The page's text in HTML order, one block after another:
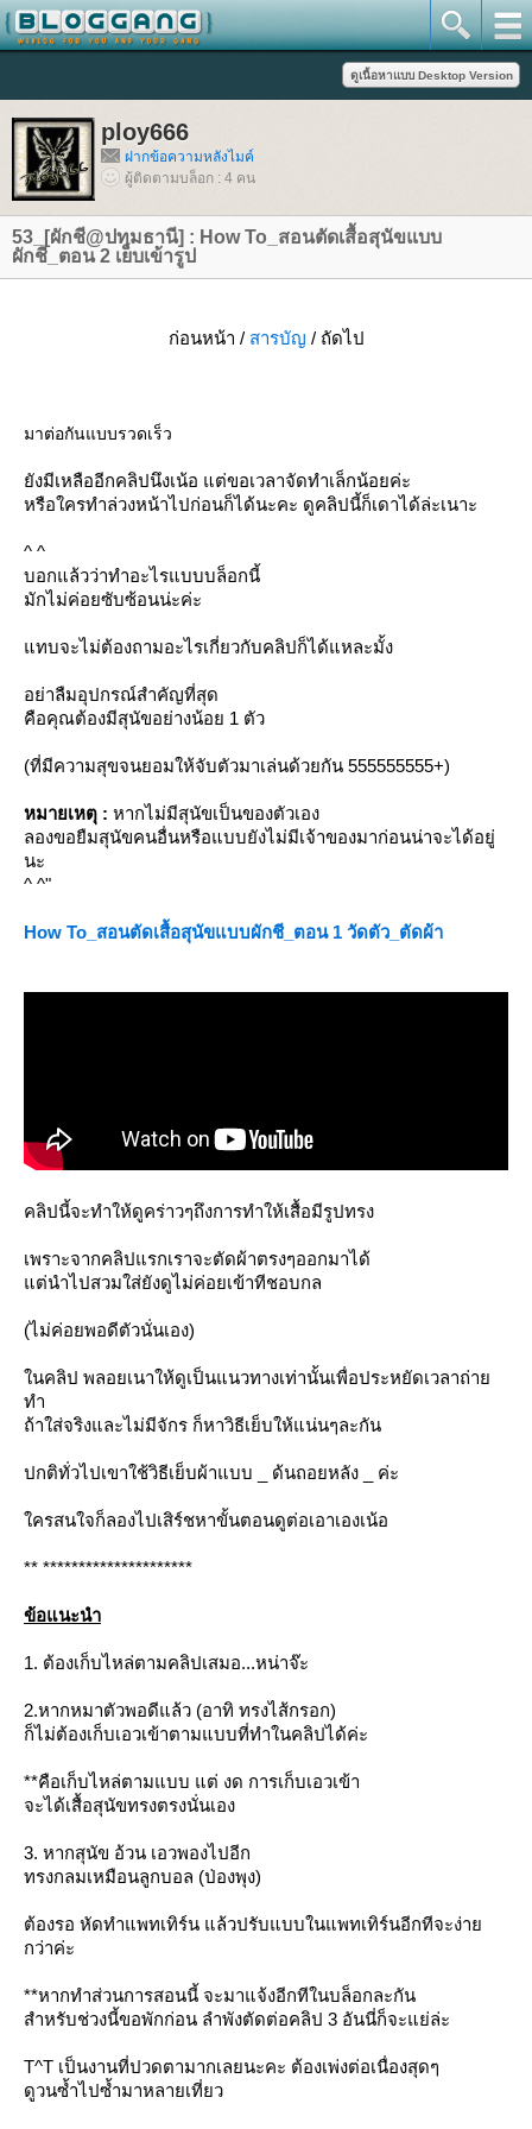
ploy666
ฝากข้อความหลังไมค์
ผู้ติดตามบล็อก : 4 คน
53_[ผักชี@ปทุมธานี] : How To_สอนตัดเสื้อสุนัขแบบ
ผักชี_ตอน 2 เย็บเข้ารูป
ก่อนหน้า / สารบัญ / ถัดไป
มาต่อกันแบบรวดเร็ว
ังมีเหลืออีกคลิปนึงเน้อ แต่ขอเวลาจัดทำเล็กน้อยค่ะ
หรือใครทำล่วงหน้าไปก่อนก็ได้นะคะ ดูคลิปนี้ก็เดาได้ล่ะเนาะ
^ ^
บอกแล้วว่าทำอะไรแบบบล็อกนี้
มักไม่ค่อยซับซ้อนน่ะค่ะ
ทบจะไม่ต้องถามอะไรเกี่ยวกับคลิปก็ได้แหละมั้ง
อย่าลืมอุปกรณ์สำคัญที่สุด
คือคุณต้องมีสุนัขอย่างน้อย 1 ตัว
(ที่มีความสุขจนยอมให้จับตัวมาเล่นด้วยกัน 555555555+)
หมายเหตุ : หากไม่มีสุนัขเป็นของตัวเอง
ลองขอยืมสุนัขคนอื่นหรือแบบยังไม่มีเจ้าของมาก่อนน่าจะได้อยู่
นะ
^ ^"
How To_สอนตัดเสื้อสุนัขแบบผักชี_ตอน 1 วัดตัว_ตัดผ้า
คลิปนี้จะทำให้ดูคร่าวๆถึงการทำให้เสื้อมีรูปทรง
เพราะจากคลิปแรกเราจะตัดผ้าตรงๆออกมาได้
ต่นำไปสวมใส่ยังดูไม่ค่อยเข้าทีชอบกล
(ไม่ค่อยพอดีตัวนั่นเอง)
นคลิป พลอยเนาให้ดูเป็นแนวทางเท่านั้นเพื่อประหยัดเวลาถ่า
ทำ
ถ้าใส่จริงและไม่มีจักร ก็หาวิธีเย็บให้แน่นๆละกัน
ปกติทั่วไปเขาใช้วิธีเย็บผ้าแบบ _ ด้นถอยหลัง _ ค่ะ
ครสนใจก็ลองไปเสิร์ชหาขั้นตอนดูต่อเอาเองเน้อ
** *********************
ข้อแนะนำ
1. ต้องเก็บไหล่ตามคลิปเสมอ...หน่าจ๊ะ
2.หากหมาตัวพอดีแล้ว (อาทิ ทรงไส้กรอก)
ก็ไม่ต้องเก็บเอวเข้าตามแบบที่ทำในคลิปได้ค่ะ
**คือเก็บไหล่ตามแบบ แต่ งด การเก็บเอวเข้า
จะได้เสื้อสุนัขทรงตรงนั่นเอง
3. หากสุนัข อ้วน เอวพองไปอีก
ทรงกลมเหมือนลูกบอล (ป่องพุง)
ต้องรอ หัดทำแพทเทิร์น แล้วปรับแบบในแพทเทิร์นอีกทีจะง่า
กว่าค่ะ
**หากทำส่วนการสอนนี้ จะมาแจ้งอีกทีในบล็อกละกัน
สำหรับช่วงนี้ขอพักก่อน ลำพังตัดต่อคลิป 3 อันนี่ก็จะแย่ล่ะ
T^T เป็นงานที่ปวดตามากเลยนะคะ ต้องเพ่งต่อเนื่องสุดๆ
ดูวนซ้ำไปซ้ำมาหลายเที่ยว